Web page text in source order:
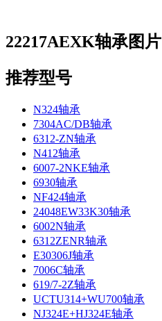
22217AEXK轴承图片
推荐型号
N324轴承
7304AC/DB轴承
6312-ZN轴承
N412轴承
6007-2NKE轴承
6930轴承
NF424轴承
24048EW33K30轴承
6002N轴承
6312ZENR轴承
E30306J轴承
7006C轴承
619/7-2Z轴承
UCTU314+WU700轴承
NJ324E+HJ324E轴承